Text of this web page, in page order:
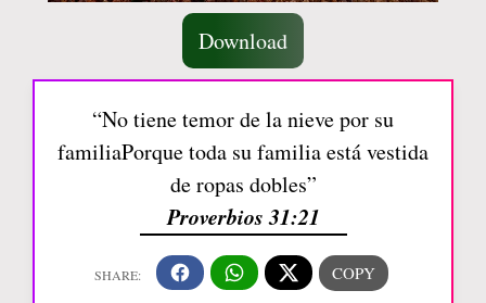
Download
“No tiene temor de la nieve por su
familiaPorque toda su familia está vestida
de ropas dobles”
Proverbios 31:21